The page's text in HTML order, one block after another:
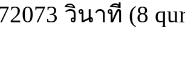
วินาที (8